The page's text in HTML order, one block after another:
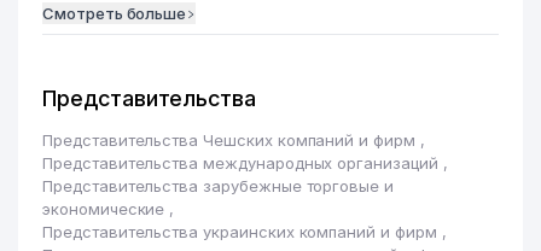
Смотреть больше
Представительства
Представительства Чешских компаний и фирм ,
Представительства международных организаций ,
Представительства зарубежные торговые и
экономические ,
Представительства украинских компаний и фирм ,